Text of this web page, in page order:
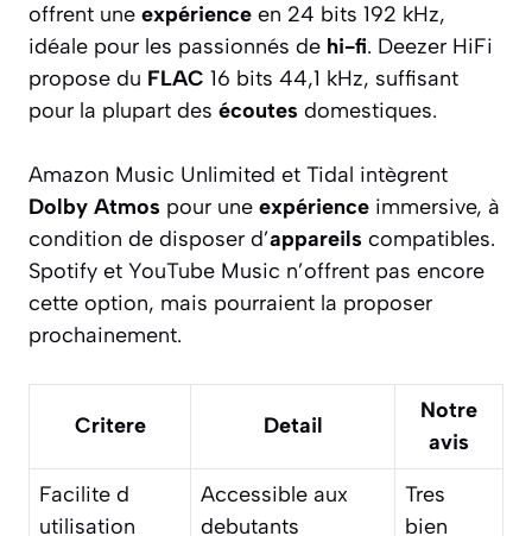
offrent une expérience en 24 bits 192 kHz,
idéale pour les passionnés de hi-fi. Deezer HiFi
propose du FLAC 16 bits 44,1 kHz, suffisant
pour la plupart des écoutes domestiques.
Amazon Music Unlimited et Tidal intègrent
Dolby Atmos pour une expérience immersive, à
condition de disposer d’appareils compatibles.
Spotify et YouTube Music n’offrent pas encore
cette option, mais pourraient la proposer
prochainement.
Critere Detail
Notre
avis
Facilite d
utilisation
Accessible aux
debutants
Tres
bien